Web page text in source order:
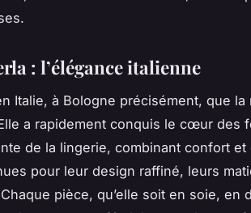
: l’élégance italienne
Italie, à Bologne précisément, que
a rapidement conquis le cœur des
de la lingerie, combinant confort
pour leur design raffiné, leurs
pièce, qu’elle soit en soie,